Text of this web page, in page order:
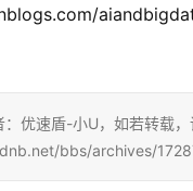
优速盾-小U，如若转载，
bbs/archives/